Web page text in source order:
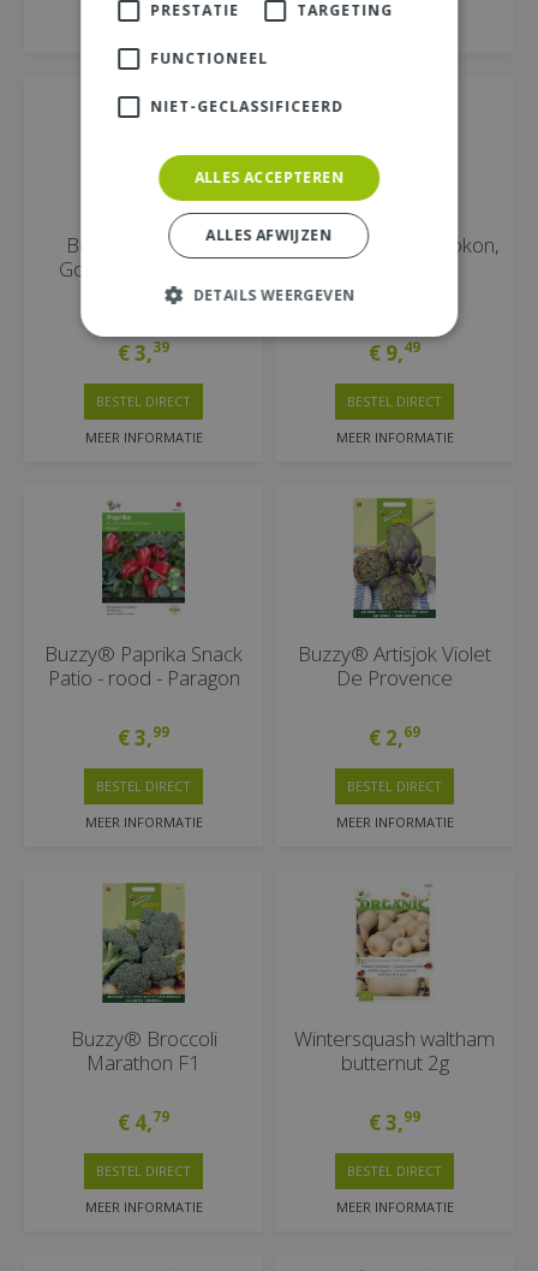
Buzzy® Tomaten
Gourmandise (gele
cherry patio)
€3,39
MEER INFORMATIE
BESTEL DIRECT
Graszaad inzaai, Pokon,
€ 9,49
MEER INFORMATIE
BESTEL DIRECT
Buzzy® Paprika Snack
Patio - rood - Paragon
€3,99
MEER INFORMATIE
BESTEL DIRECT
Buzzy® Artisjok Violet
De Provence
€ 2,69
MEER INFORMATIE
BESTEL DIRECT
Buzzy® Broccoli
Marathon F1
€ 4,79
MEER INFORMATIE
BESTEL DIRECT
Wintersquash waltham
butternut 2g
€3,99
MEER INFORMATIE
BESTEL DIRECT
PRESTATIE TARGETING
FUNCTIONEEL
NIET-GECLASSIFICEERD
ALLES ACCEPTEREN
ALLES AFWIJZEN
DETAILS WEERGEVEN